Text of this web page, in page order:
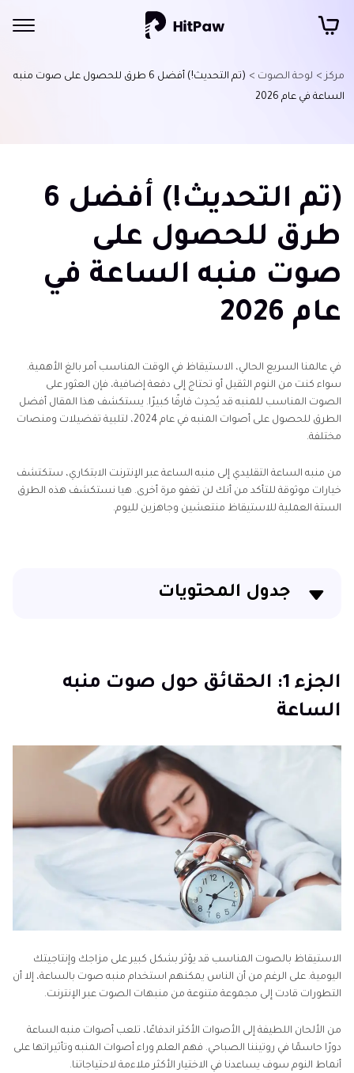
مركز > لوحة الصوت >
(تم التحديث!) أفضل 6 طرق للحصول على صوت منبه
الساعة في عام 2026
(تم التحديث!) أفضل 6
طرق للحصول على
صوت منبه الساعة في
عام 2026
في عالمنا السريع الحالي، الاستيقاظ في الوقت المناسب أمر بالغ الأهمية.
سواء كنت من النوم الثقيل أو تحتاج إلى دفعة إضافية، فإن العثور على
الصوت المناسب للمنبه قد يُحدِث فارقًا كبيرًا. يستكشف هذا المقال أفضل
الطرق للحصول على أصوات المنبه في عام 2024، لتلبية تفضيلات ومنصات
مختلفة.
من منبه الساعة التقليدي إلى منبه الساعة عبر الإنترنت الابتكاري، ستكتشف
خيارات موثوقة للتأكد من أنك لن تغفو مرة أخرى. هيا نستكشف هذه الطرق
الستة العملية للاستيقاظ منتعشين وجاهزين لليوم.
جدول المحتويات
الجزء 2: أفضل طريقة للحصول على صوت منبه الساعة
على الويندوز/الماكالجزء 1: الحقائق حول صوت منبه
الساعة
الاستيقاظ بالصوت المناسب قد يؤثر بشكل كبير على مزاجك وإنتاجيتك
اليومية. على الرغم من أن الناس يمكنهم استخدام منبه صوت بالساعة، إلا أن
التطورات قادت إلى مجموعة متنوعة من منبهات الصوت عبر الإنترنت.
من الألحان اللطيفة إلى الأصوات الأكثر اندفاعًا، تلعب أصوات منبه الساعة
دورًا حاسمًا في روتيننا الصباحي. فهم العلم وراء أصوات المنبه وتأثيراتها على
أنماط النوم سوف يساعدنا في الاختيار الأكثر ملاءمة لاحتياجاتنا.